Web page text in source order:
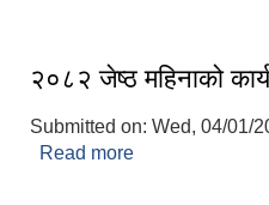
२०८२ जेष्ठ महिनाको
Submitted on: Wed, 04/01/
Read more